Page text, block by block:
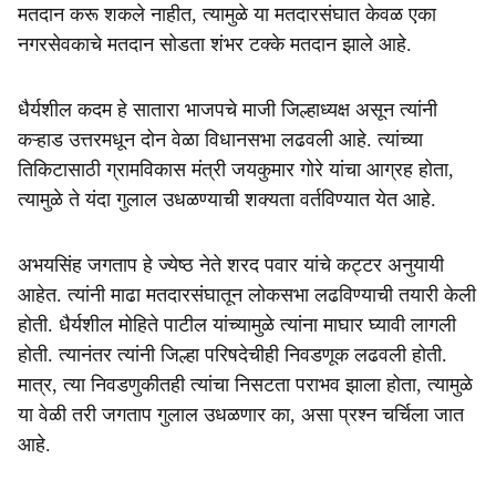
मतदान करू शकले नाहीत, त्यामुळे या मतदारसंघात केवळ एका
नगरसेवकाचे मतदान सोडता शंभर टक्के मतदान झाले आहे.
धैर्यशील कदम हे सातारा भाजपचे माजी जिल्हाध्यक्ष असून त्यांनी
कऱ्हाड उत्तरमधून दोन वेळा विधानसभा लढवली आहे. त्यांच्या
तिकिटासाठी ग्रामविकास मंत्री जयकुमार गोरे यांचा आग्रह होता,
त्यामुळे ते यंदा गुलाल उधळण्याची शक्यता वर्तविण्यात येत आहे.
अभयसिंह जगताप हे ज्येष्ठ नेते शरद पवार यांचे कट्टर अनुयायी
आहेत. त्यांनी माढा मतदारसंघातून लोकसभा लढविण्याची तयारी केली
होती. धैर्यशील मोहिते पाटील यांच्यामुळे त्यांना माघार घ्यावी लागली
होती. त्यानंतर त्यांनी जिल्हा परिषदेचीही निवडणूक लढवली होती.
मात्र, त्या निवडणुकीतही त्यांचा निसटता पराभव झाला होता, त्यामुळे
या वेळी तरी जगताप गुलाल उधळणार का, असा प्रश्न चर्चिला जात
आहे.